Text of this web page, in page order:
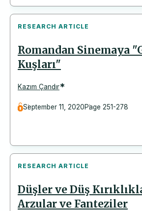
RESEARCH ARTICLE
Romandan Sinemaya
Kuşları"
Kazım Çandır*
September 11, 2020Page 251-278
RESEARCH ARTICLE
Düşler ve Düş
Arzular ve Fanteziler